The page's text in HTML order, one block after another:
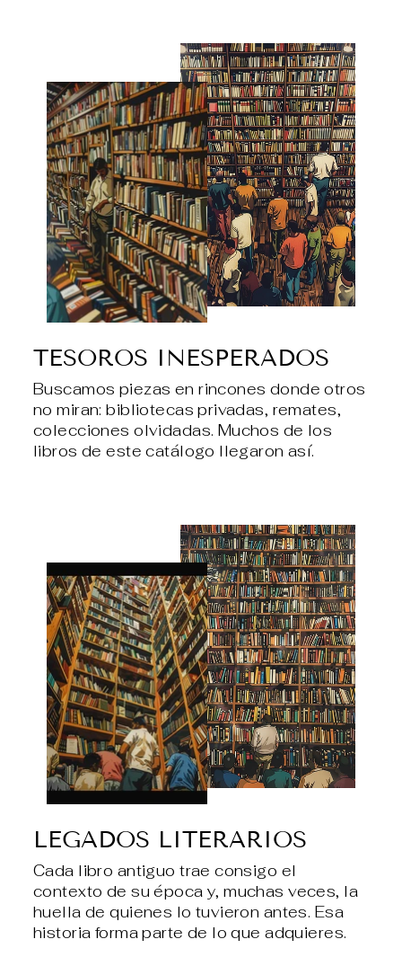
TESOROS INESPERADOS
Buscamos piezas en rincones donde otros
no miran: bibliotecas privadas, remates,
colecciones olvidadas. Muchos de los
libros de este catálogo llegaron así.
LEGADOS LITERARIOS
Cada libro antiguo trae consigo el
contexto de su época y, muchas veces, la
huella de quienes lo tuvieron antes. Esa
historia forma parte de lo que adquieres.